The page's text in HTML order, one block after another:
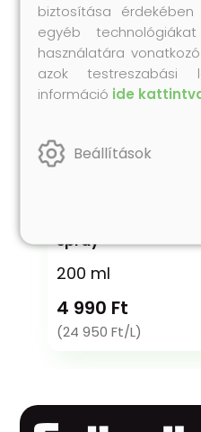
Carbon MaxX
spray
200 ml
4 990 Ft
(24 950 Ft/L)
biztosítása
egyéb
használatára
azok testreszabási
információ ide
Beállítások